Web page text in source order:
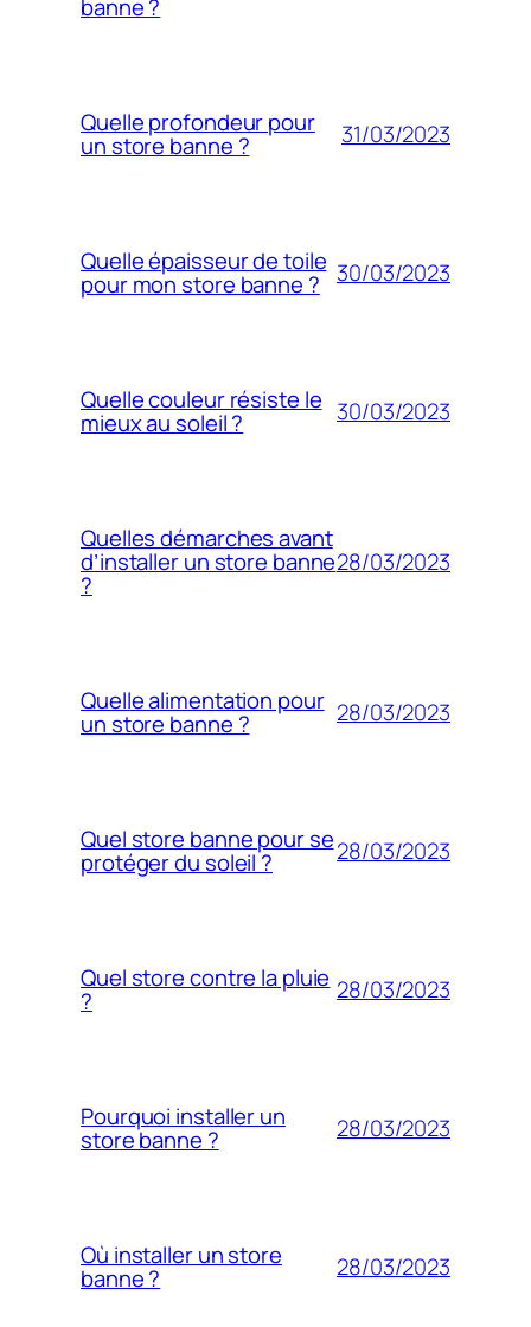
banne ?
Quelle profondeur pour
un store banne ? 31/03/2023
Quelle épaisseur de toile
pour mon store banne ? 30/03/2023
Quelle couleur résiste le
mieux au soleil ? 30/03/2023
Quelles démarches avant
d’installer un store banne
?
28/03/2023
Quelle alimentation pour
un store banne ? 28/03/2023
Quel store banne pour se
protéger du soleil ? 28/03/2023
Quel store contre la pluie
? 28/03/2023
Pourquoi installer un
store banne ? 28/03/2023
Où installer un store
banne ? 28/03/2023